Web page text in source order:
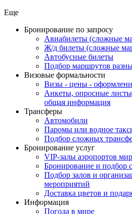
Еще
Бронирование по запросу
Авиабилеты (сложные
Ж/д билеты (сложные
Автобусные билеты
Подбор маршрутов
Визовые формальности
Визы - цены -
Анкеты, опросные
общая информация
Трансферы
Автомобили
Паромы или водное
Подбор сложных
Бронирование услуг
VIP-залы аэропортов
Бронирование и подбор
Подбор залов и
мероприятий
Доставка цветов и
Информация
Погода в мире